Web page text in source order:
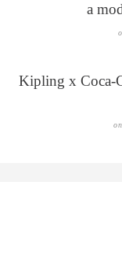
a
Kipling x Coca-
on